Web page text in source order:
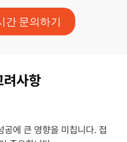
간 문의하기
려사항
공에 큰 영향을 미칩니다. 접